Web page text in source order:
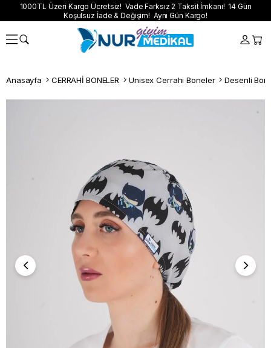
1000TL Üzeri Kargo Ücretsiz! Vade Farksız 2 Taksit İmkanı! 14 Gün
Koşulsuz İade & Değişim! Aynı Gün Kargo!
Anasayfa CERRAHİ BONELER Unisex Cerrahi Boneler Desenli